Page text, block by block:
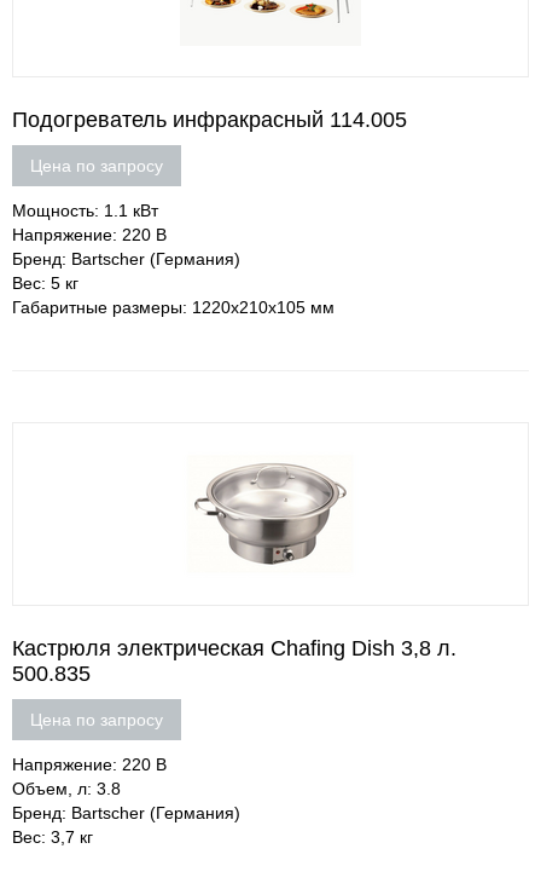
Подогреватель инфракрасный 114.005
Цена по запросу
Мощность: 1.1 кВт
Напряжение: 220 В
Бренд: Bartscher (Германия)
Вес: 5 кг
Габаритные размеры: 1220х210х105 мм
Кастрюля электрическая Сhafing Dish 3,8 л.
500.835
Цена по запросу
Напряжение: 220 В
Объем, л: 3.8
Бренд: Bartscher (Германия)
Вес: 3,7 кг